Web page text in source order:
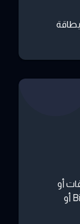
أو
تطبيقات مثل Apple Pay أو Binance Pay أو